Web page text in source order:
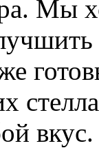
Мы
вкус.